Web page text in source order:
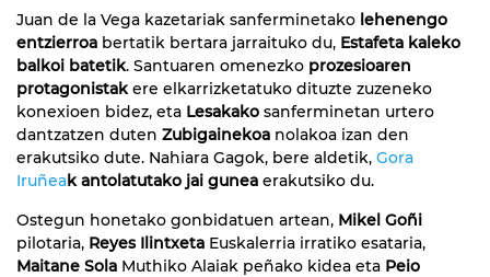
Juan de la Vega kazetariak sanferminetako lehenengo
entzierroa bertatik bertara jarraituko du, Estafeta kaleko
balkoi batetik. Santuaren omenezko prozesioaren
protagonistak ere elkarrizketatuko dituzte zuzeneko
konexioen bidez, eta Lesakako sanferminetan urtero
dantzatzen duten Zubigainekoa nolakoa izan den
erakutsiko dute. Nahiara Gagok, bere aldetik, Gora
Iruñeak antolatutako jai gunea erakutsiko du.
Ostegun honetako gonbidatuen artean, Mikel Goñi
pilotaria, Reyes Ilintxeta Euskalerria irratiko esataria,
Maitane Sola Muthiko Alaiak peñako kidea eta Peio